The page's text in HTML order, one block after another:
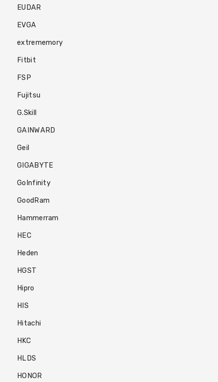
EUDAR
EVGA
extrememory
Fitbit
FSP
Fujitsu
G.Skill
GAINWARD
Geil
GIGABYTE
GoInfinity
GoodRam
Hammerram
HEC
Heden
HGST
Hipro
HIS
Hitachi
HKC
HLDS
HONOR